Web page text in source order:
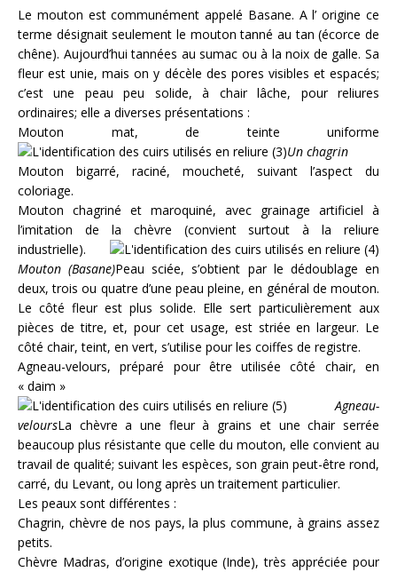
Le mouton est communément appelé Basane. A l’ origine ce
terme désignait seulement le mouton tanné au tan (écorce de
chêne). Aujourd’hui tannées au sumac ou à la noix de galle. Sa
fleur est unie, mais on y décèle des pores visibles et espacés;
c’est une peau peu solide, à chair lâche, pour reliures
ordinaires; elle a diverses présentations :
Mouton mat, de teinte uniforme
Un chagrin
Mouton bigarré, raciné, moucheté, suivant l’aspect du
coloriage.
Mouton chagriné et maroquiné, avec grainage artificiel à
l’imitation de la chèvre (convient surtout à la reliure
industrielle).
Mouton (Basane)Peau sciée, s’obtient par le dédoublage en
deux, trois ou quatre d’une peau pleine, en général de mouton.
Le côté fleur est plus solide. Elle sert particulièrement aux
pièces de titre, et, pour cet usage, est striée en largeur. Le
côté chair, teint, en vert, s’utilise pour les coiffes de registre.
Agneau-velours, préparé pour être utilisée côté chair, en
« daim »
Agneau-
veloursLa chèvre a une fleur à grains et une chair serrée
beaucoup plus résistante que celle du mouton, elle convient au
travail de qualité; suivant les espèces, son grain peut-être rond,
carré, du Levant, ou long après un traitement particulier.
Les peaux sont différentes :
Chagrin, chèvre de nos pays, la plus commune, à grains assez
petits.
Chèvre Madras, d’origine exotique (Inde), très appréciée pour